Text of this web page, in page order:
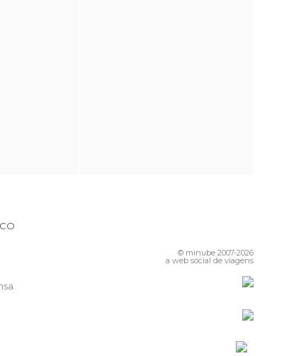
© minube 2007-2026
a web social de viagens